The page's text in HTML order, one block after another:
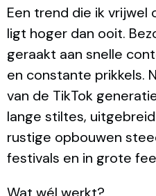
Een trend die ik vrijwel
ligt hoger dan ooit.
geraakt aan snelle
en constante prikkels.
van de TikTok
lange stiltes,
rustige opbouwen
festivals en in grote